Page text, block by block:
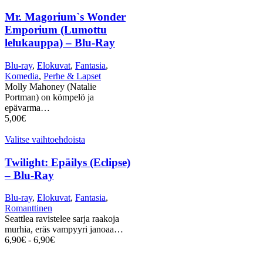
Mr. Magorium`s Wonder
Emporium (Lumottu
lelukauppa) – Blu-Ray
Blu-ray, Elokuvat, Fantasia,
Komedia, Perhe & Lapset
Molly Mahoney (Natalie
Portman) on kömpelö ja
epävarma…
5,00€
Valitse vaihtoehdoista
Twilight: Epäilys (Eclipse)
– Blu-Ray
Blu-ray, Elokuvat, Fantasia,
Romanttinen
Seattlea ravistelee sarja raakoja
murhia, eräs vampyyri janoaa…
6,90€ - 6,90€